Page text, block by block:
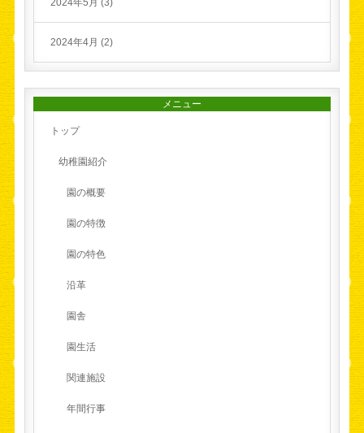
2024年4月 (2)
メニュー
トップ
幼稚園紹介
園の概要
園の特徴
園の特色
沿革
園舎
園生活
関連施設
年間行事